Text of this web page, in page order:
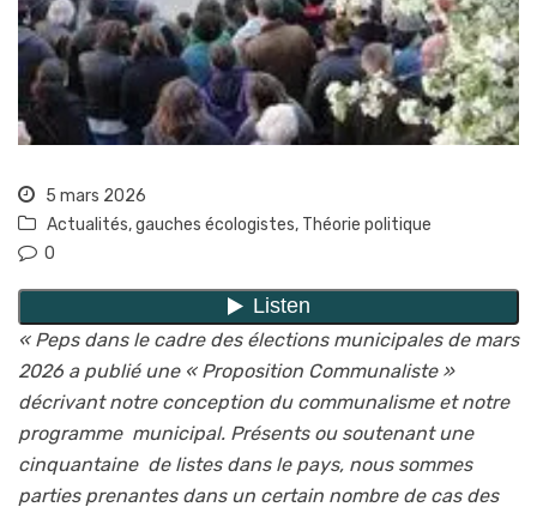
5 mars 2026
Actualités,gauches écologistes, Théorie politique
0
« Peps dans le cadre des élections municipales de mars
2026 a publié une « Proposition Communaliste »
décrivant notre conception du communalisme et notre
programme municipal. Présents ou soutenant une
cinquantaine de listes dans le pays, nous sommes
parties prenantes dans un certain nombre de cas des